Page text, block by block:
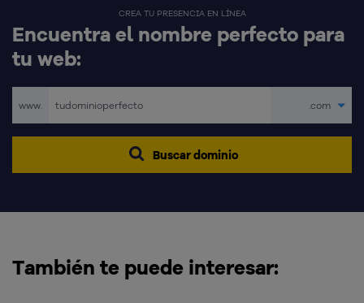
CREA TU PRESENCIA EN LÍNEA
Encuentra el nombre perfecto para
tu web:
www. .com
Buscar dominio
También te puede interesar: